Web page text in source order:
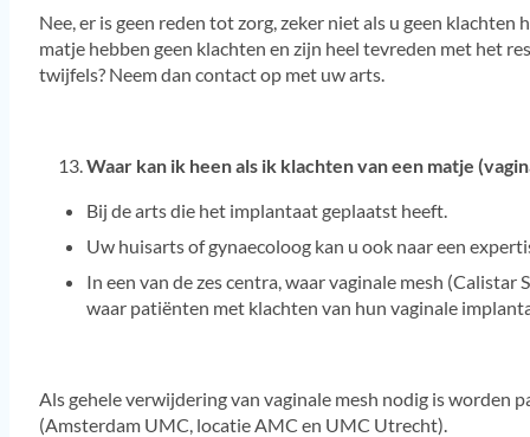
Nee, er is geen reden tot zorg, zeker niet als u geen
matje hebben geen klachten en zijn heel tevreden met het
twijfels? Neem dan contact op met uw arts.
Waar kan ik heen als ik klachten van een matje
Bij de arts die het implantaat geplaatst heeft.
Uw huisarts of gynaecoloog kan u ook naar een
In een van de zes centra, waar vaginale mesh (Calistar
waar patiënten met klachten van hun vaginale
Als gehele verwijdering van vaginale mesh nodig is worden
(Amsterdam UMC, locatie AMC en UMC Utrecht).